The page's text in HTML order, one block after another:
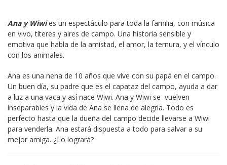
Ana y Wiwi es un espectáculo para toda la familia, con música
en vivo, títeres y aires de campo. Una historia sensible y
emotiva que habla de la amistad, el amor, la ternura, y el vínculo
con los animales.
Ana es una nena de 10 años que vive con su papá en el campo.
Un buen día, su padre que es el capataz del campo, ayuda a dar
a luz a una vaca y así nace Wiwi. Ana y Wiwi se  vuelven
inseparables y la vida de Ana se llena de alegría. Todo es
perfecto hasta que la dueña del campo decide llevarse a Wiwi
para venderla. Ana estará dispuesta a todo para salvar a su
mejor amiga. ¿Lo logrará?